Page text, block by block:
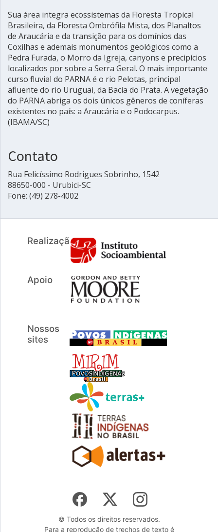
Sua área integra ecossistemas da Floresta Tropical
Brasileira, da Floresta Ombrófila Mista, dos Planaltos
de Araucária e da transição para os domínios das
Coxilhas e ademais monumentos geológicos como a
Pedra Furada, o Morro da Igreja, canyons e precipícios
localizados por sobre a Serra Geral. O mais importante
curso fluvial do PARNA é o rio Pelotas, principal
afluente do rio Uruguai, da Bacia do Prata. A vegetação
do PARNA abriga os dois únicos gêneros de coníferas
existentes no país: a Araucária e o Podocarpus.
(IBAMA/SC)
Contato
Rua Felicíssimo Rodrigues Sobrinho, 1542
88650-000 - Urubici-SC
Fone: (49) 278-4002